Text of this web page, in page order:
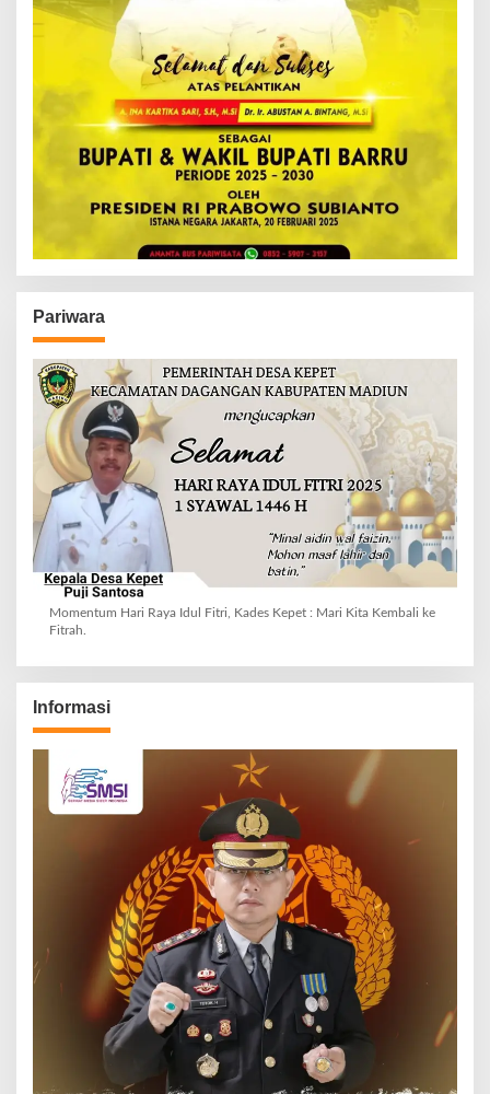
Pariwara
Momentum Hari Raya Idul Fitri, Kades Kepet : Mari Kita Kembali ke
Fitrah.
Informasi